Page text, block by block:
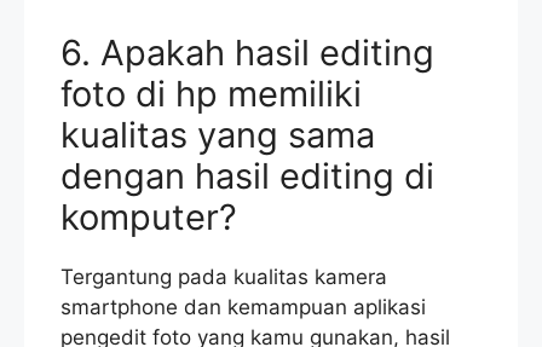
6. Apakah hasil editing
foto di hp memiliki
kualitas yang sama
dengan hasil editing di
komputer?
Tergantung pada kualitas kamera
smartphone dan kemampuan aplikasi
pengedit foto yang kamu gunakan, hasil